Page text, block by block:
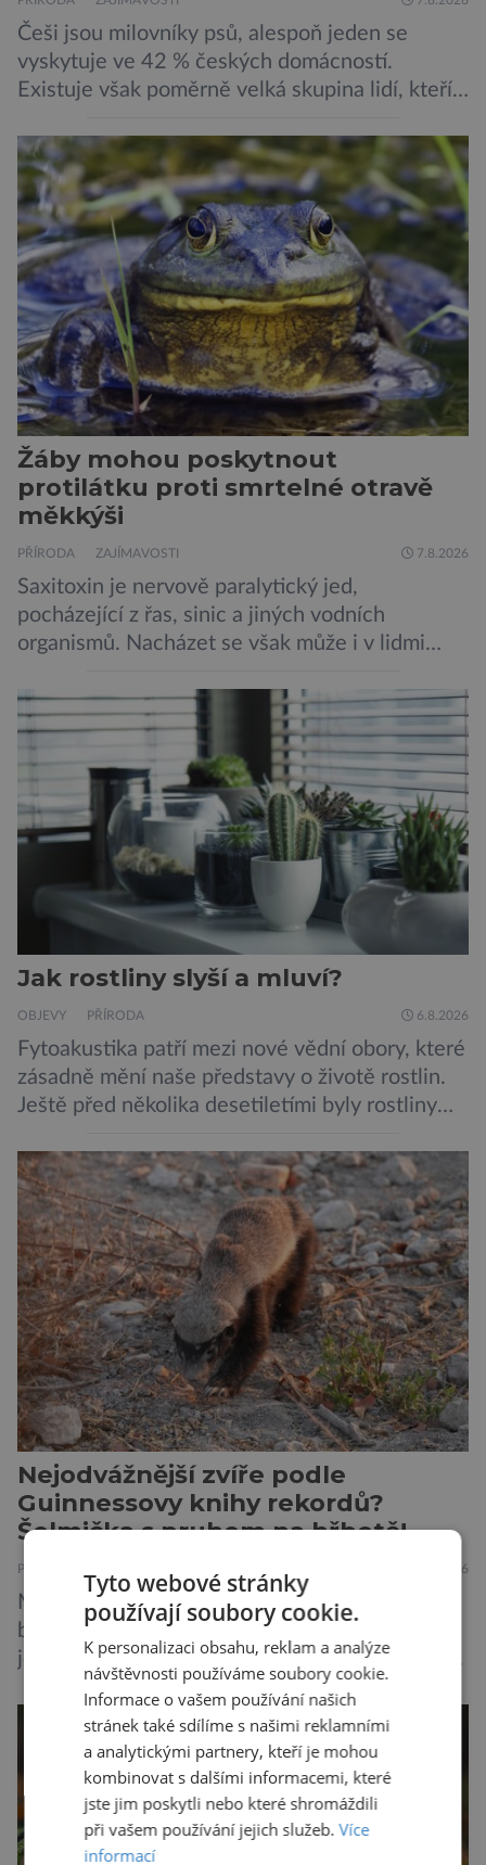
Češi jsou milovníky psů, alespoň jeden se
vyskytuje ve 42 % českých domácností.
Existuje však poměrně velká skupina lidí, kteří
jsou alergičtí. Jejich imunitní systém
přecitlivěle reaguje na proteiny obsažené v
psích slinách, potu, moči a šupinkách kůže,
zachycených v srsti. Vědci nyní geneticky
upravili psy, aby […]
Žáby mohou poskytnout
protilátku proti smrtelné otravě
měkkýši
PŘÍRODA ZAJÍMAVOSTI 7.8.2026
Saxitoxin je nervově paralytický jed,
pocházející z řas, sinic a jiných vodních
organismů. Nacházet se však může i v lidmi
slávky. K příznakům otravy patří paralýza
dýchacích cest, dojít však může až k udušení.
Dosud proti tomuto jedu neexistovala
protilátka, nyní ji zřejmě vědci objevili, ovšem
její zdroj je […]
Jak rostliny slyší a mluví?
OBJEVY PŘÍRODA 6.8.2026
Fytoakustika patří mezi nové vědní obory, které
zásadně mění naše představy o životě rostlin.
Ještě před několika desetiletími byly rostliny
pouze reagují na změny prostředí. Moderní
výzkum však ukazuje, že skutečnost je mnohem
zajímavější. Rostliny totiž dokážou své okolí
vnímat prostřednictvím mechanických podnětů
a samy také vydávají zvuky […]
Nejodvážnější zvíře podle
Guinnessovy knihy rekordů?
Šelmička s pruhem na hřbetě!
PŘÍRODA 5.8.2026
Medojed kapský je lasicovitá šelma, kterou
bychom velikostí mohli přirovnat k českému
jezevci. Je extrémně nebojácná, ostatně bývá
označována za nejodvážnější zvíře vůbec. V
této souvislosti je dokonce zapsána do
Guinnessovy knihy rekordů. Navzdory svému
názvu nežije pouze v jižní Africe, ale domovem
je mu valná část černého kontinentu a
vyskytuje se rovněž v oblastech […]
Tyto webové stránky
používají soubory cookie.
K personalizaci obsahu, reklam a analýze
návštěvnosti používáme soubory cookie.
Informace o vašem používání našich
stránek také sdílíme s našimi reklamními
a analytickými partnery, kteří je mohou
kombinovat s dalšími informacemi, které
jste jim poskytli nebo které shromáždili
při vašem používání jejich služeb.Více
informací